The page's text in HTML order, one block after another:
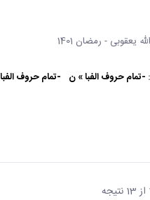
یعقوبی - رمضان 1401
-تمام حروف الفبا » ن -تمام حروف الفبا